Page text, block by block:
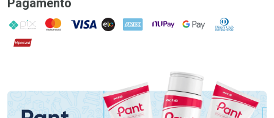
Pagamento
PIX MasterCard
VISA ELO AMEX NuPay Google PayDiners Club
Hipercard